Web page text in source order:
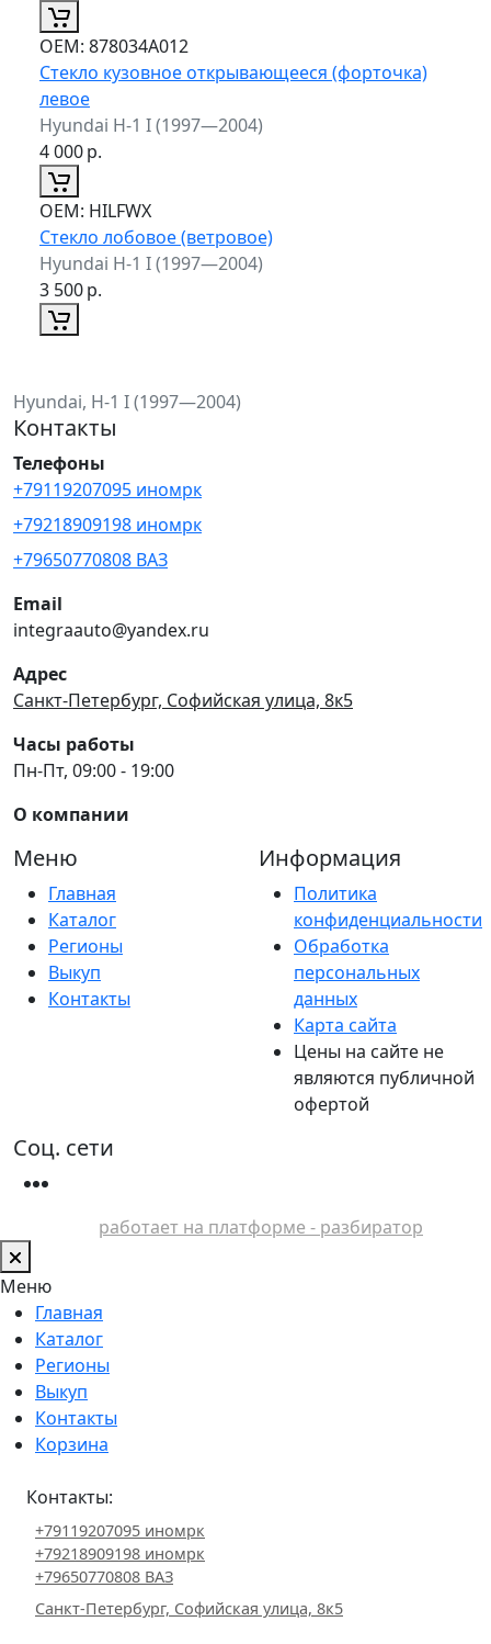
ОЕМ: 878034A012
Стекло кузовное открывающееся (форточка)
левое
Hyundai H-1 I (1997—2004)
4 000р.
ОЕМ: HILFWX
Стекло лобовое (ветровое)
Hyundai H-1 I (1997—2004)
3 500р.
Hyundai, H-1 I (1997—2004)
Контакты
Телефоны
+79119207095 иномрк
+79218909198 иномрк
+79650770808 ВАЗ
Email
integraauto@yandex.ru
Адрес
Санкт-Петербург, Софийская улица, 8к5
Часы работы
Пн-Пт, 09:00 - 19:00
О компании
Меню
Главная
Каталог
Регионы
Выкуп
Контакты
Информация
Политика
конфиденциальности
Обработка
персональных
данных
Карта сайта
Цены на сайте не
являются публичной
офертой
Соц. сети
работает на платформе - разбиратор
Меню
Главная
Каталог
Регионы
Выкуп
Контакты
Корзина
Контакты:
+79119207095 иномрк
+79218909198 иномрк
+79650770808 ВАЗ
Санкт-Петербург, Софийская улица, 8к5